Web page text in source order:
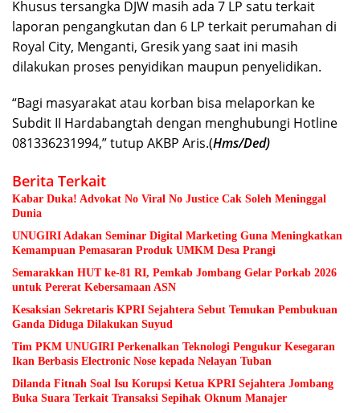
Khusus tersangka DJW masih ada 7 LP satu terkait
laporan pengangkutan dan 6 LP terkait perumahan di
Royal City, Menganti, Gresik yang saat ini masih
dilakukan proses penyidikan maupun penyelidikan.
“Bagi masyarakat atau korban bisa melaporkan ke
Subdit II Hardabangtah dengan menghubungi Hotline
081336231994,” tutup AKBP Aris.(Hms/Ded)
Berita Terkait
Kabar Duka! Advokat No Viral No Justice Cak Soleh Meninggal
Dunia
UNUGIRI Adakan Seminar Digital Marketing Guna Meningkatkan
Kemampuan Pemasaran Produk UMKM Desa Prangi
Semarakkan HUT ke-81 RI, Pemkab Jombang Gelar Porkab 2026
untuk Pererat Kebersamaan ASN
Kesaksian Sekretaris KPRI Sejahtera Sebut Temukan Pembukuan
Ganda Diduga Dilakukan Suyud
Tim PKM UNUGIRI Perkenalkan Teknologi Pengukur Kesegaran
Ikan Berbasis Electronic Nose kepada Nelayan Tuban
Dilanda Fitnah Soal Isu Korupsi Ketua KPRI Sejahtera Jombang
Buka Suara Terkait Transaksi Sepihak Oknum Manajer